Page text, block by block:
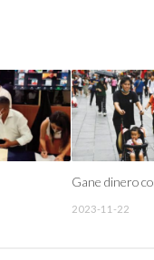
Gane dinero
2023-11-22